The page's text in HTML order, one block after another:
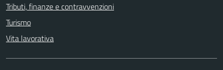
Tributi, finanze e contravvenzioni
Turismo
Vita lavorativa